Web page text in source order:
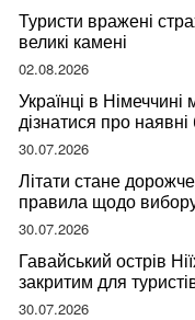
Туристи вражені
великі камені
02.08.2026
Українці в
дізнатися про наявні
30.07.2026
Літати стане
правила щодо
30.07.2026
Гавайський острів
закритим для
відвідувачів
30.07.2026